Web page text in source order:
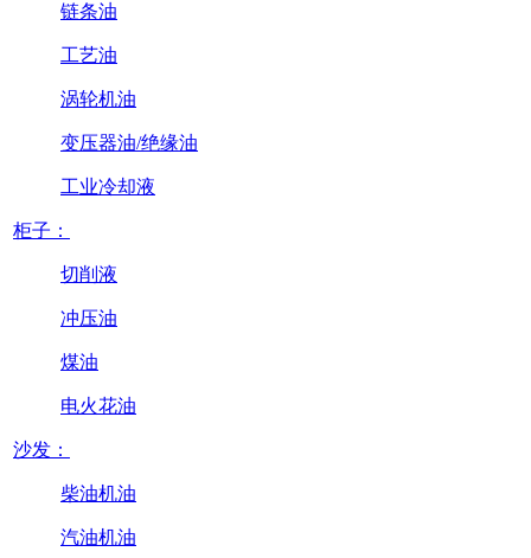
链条油
工艺油
涡轮机油
变压器油/绝缘油
工业冷却液
柜子：
切削液
冲压油
煤油
电火花油
沙发：
柴油机油
汽油机油